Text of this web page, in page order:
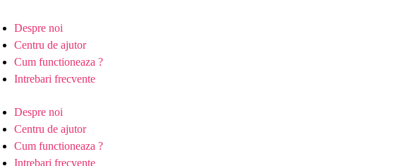
Despre noi
Centru de ajutor
Cum functioneaza ?
Intrebari frecvente
Despre noi
Centru de ajutor
Cum functioneaza ?
Intrebari frecvente